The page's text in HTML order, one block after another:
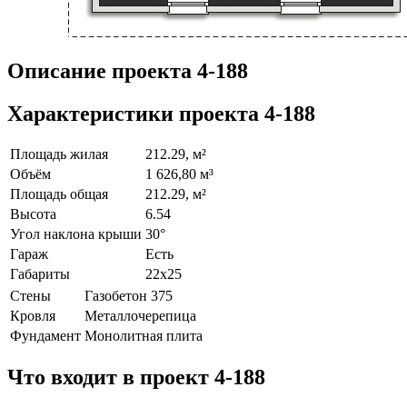
Описание проекта 4-188
Характеристики проекта 4-188
Площадь жилая
212.29, м²
Объём
1 626,80 м³
Площадь общая
212.29, м²
Высота
6.54
Угол наклона крыши 30°
Гараж
Есть
Габариты
22х25
Стены
Газобетон 375
Кровля
Металлочерепица
Фундамент Монолитная плита
Что входит в проект 4-188